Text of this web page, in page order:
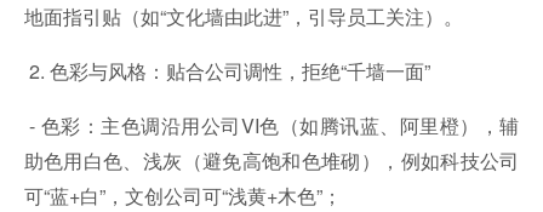
地面指引贴（如“文化墙由此进”，引导员工关注）。
2. 色彩与风格：贴合公司调性，拒绝“千墙一面”
- 色彩：主色调沿用公司VI色（如腾讯蓝、阿里橙），辅
助色用白色、浅灰（避免高饱和色堆砌），例如科技公司
可“蓝+白”，文创公司可“浅黄+木色”；